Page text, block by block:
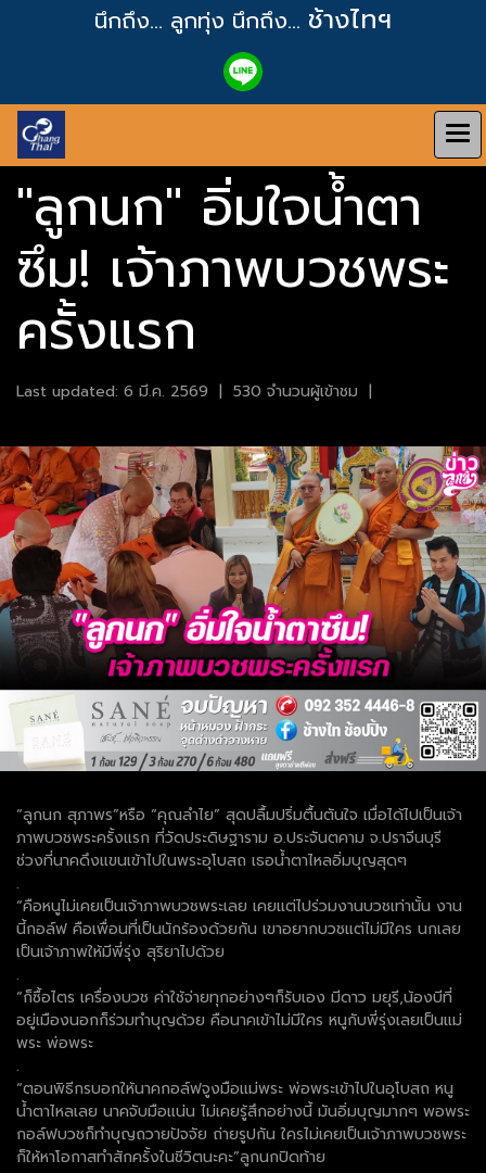
นึกถึง... ลูกทุ่ง นึกถึง... ช้างไทฯ
"ลูกนก" อิ่มใจน้ำตา
ซึม! เจ้าภาพบวชพระ
ครั้งแรก
Last updated: 6 มี.ค. 2569 | 530 จำนวนผู้เข้าชม |
“ลูกนก สุภาพร”หรือ “คุณลำไย” สุดปลื้มปริ่มตื้นตันใจ เมื่อได้ไปเป็นเจ้า
ภาพบวชพระครั้งแรก ที่วัดประดิษฐาราม อ.ประจันตคาม จ.ปราจีนบุรี
ช่วงที่นาคดึงแขนเข้าไปในพระอุโบสถ เธอน้ำตาไหลอิ่มบุญสุดๆ
.
“คือหนูไม่เคยเป็นเจ้าภาพบวชพระเลย เคยแต่ไปร่วมงานบวชเท่านั้น งาน
นี้กอล์ฟ คือเพื่อนที่เป็นนักร้องด้วยกัน เขาอยากบวชแต่ไม่มีใคร นกเลย
เป็นเจ้าภาพให้มีพี่รุ่ง สุริยาไปด้วย
.
“ก็ซื้อไตร เครื่องบวช ค่าใช้จ่ายทุกอย่างๆก็รับเอง มีดาว มยุรี,น้องบีที่
อยู่เมืองนอกก็ร่วมทำบุญด้วย คือนาคเข้าไม่มีใคร หนูกับพี่รุ่งเลยเป็นแม่
พระ พ่อพระ
.
“ตอนพิธีกรบอกให้นาคกอล์ฟจูงมือแม่พระ พ่อพระเข้าไปในอุโบสถ หนู
น้ำตาไหลเลย นาคจับมือแน่น ไม่เคยรู้สึกอย่างนี้ มันอิ่มบุญมากๆ พอพระ
กอล์ฟบวชก็ทำบุญถวายปัจจัย ถ่ายรูปกัน ใครไม่เคยเป็นเจ้าภาพบวชพระ
ก็ให้หาโอกาสทำสักครั้งในชีวิตนะคะ”ลูกนกปิดท้าย